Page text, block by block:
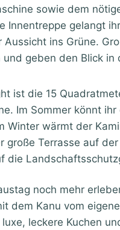
sowie dem
Innentreppe gelangt
ins Grüne.
geben den Blick in
ist die 15
Im Sommer könnt
Winter wärmt der
große Terrasse auf
die
noch mehr
dem Kanu vom
leckere Kuchen